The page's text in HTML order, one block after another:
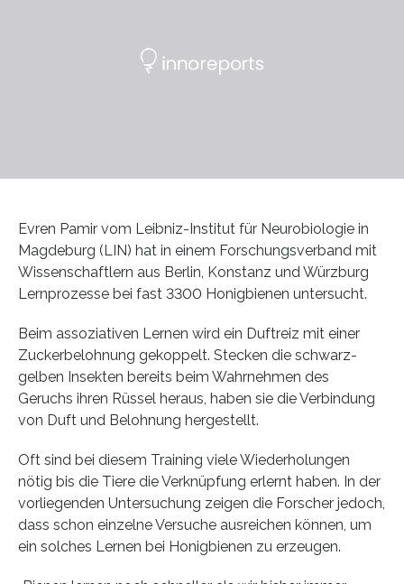
Evren Pamir vom Leibniz-Institut für Neurobiologie in
Magdeburg (LIN) hat in einem Forschungsverband mit
Wissenschaftlern aus Berlin, Konstanz und Würzburg
Lernprozesse bei fast 3300 Honigbienen untersucht.
Beim assoziativen Lernen wird ein Duftreiz mit einer
Zuckerbelohnung gekoppelt. Stecken die schwarz-
gelben Insekten bereits beim Wahrnehmen des
Geruchs ihren Rüssel heraus, haben sie die Verbindung
von Duft und Belohnung hergestellt.
Oft sind bei diesem Training viele Wiederholungen
nötig bis die Tiere die Verknüpfung erlernt haben. In der
vorliegenden Untersuchung zeigen die Forscher jedoch,
dass schon einzelne Versuche ausreichen können, um
ein solches Lernen bei Honigbienen zu erzeugen.